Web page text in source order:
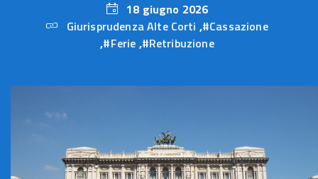
18 giugno 2026
18
Giurisprudenza Alte Corti ,#Cassazione
,#Ferie ,#Retribuzione